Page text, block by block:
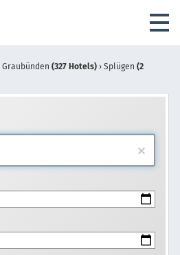
Graubünden (327 Hotels) › Splügen (2